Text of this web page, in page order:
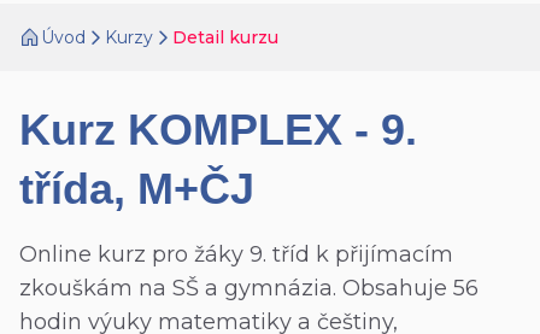
Úvod Kurzy Detail kurzu
Kurz KOMPLEX - 9.
třída, M+ČJ
Online kurz pro žáky 9. tříd k přijímacím
zkouškám na SŠ a gymnázia. Obsahuje 56
hodin výuky matematiky a češtiny,